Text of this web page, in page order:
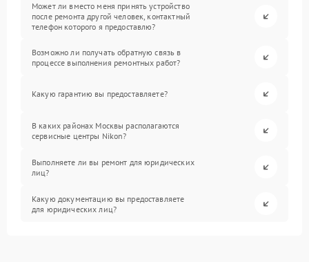
Может ли вместо меня принять устройство
после ремонта другой человек, контактный
телефон которого я предоставлю?
Возможно ли получать обратную связь в
процессе выполнения ремонтных работ?
Какую гарантию вы предоставляете?
В каких районах Москвы располагаются
сервисные центры Nikon?
Выполняете ли вы ремонт для юридических
лиц?
Какую документацию вы предоставляете
для юридических лиц?